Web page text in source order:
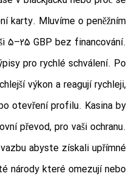
karty. Mluvíme o peněžním
5–25 GBP bez financování.
pro rychlé schválení. Po
výkon a reagují rychleji,
otevření profilu. Kasina by
převod, pro vaši ochranu.
abyste získali upřímné
národy které omezují nebo